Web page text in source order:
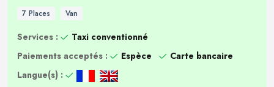
7 Places Van
Services :
Taxi conventionné
Paiements acceptés :
Espèce
Carte bancaire
Langue(s) :